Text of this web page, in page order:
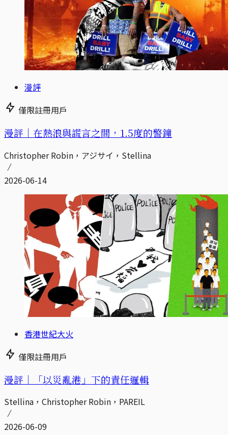
漫評
僅限註冊用戶
漫評｜在熱浪與謊言之間，1.5度的警鐘
Christopher Robin，アジサイ，Stellina
2026-06-14
香港世紀大火
僅限註冊用戶
漫評｜「以災亂港」下的責任邏輯
Stellina，Christopher Robin，PAREIL
2026-06-09